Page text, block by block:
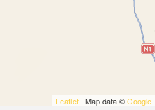
Leaflet | Map data ©Google